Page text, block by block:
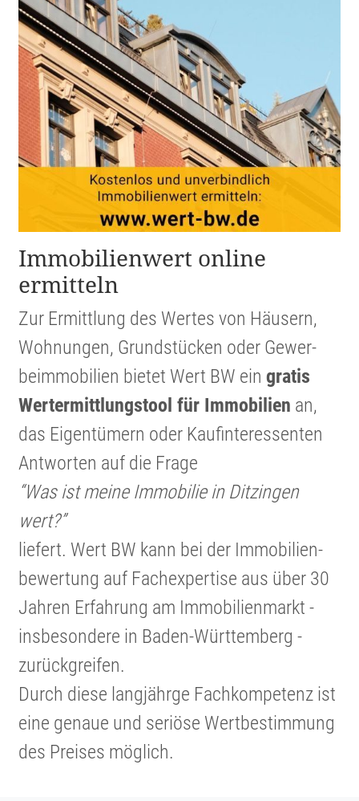
Immobi­li­en­wert online
ermitteln
Zur Ermitt­lung des Wertes von Häusern,
Wohnungen, Grund­stücken oder Gewer­
beim­mo­bi­lien bietet Wert BW ein gratis
Werter­mitt­lungs­tool für Immobi­lien an,
das Eigen­tü­mern oder Kaufin­ter­es­senten
Antworten auf die Frage
“Was ist meine Immobilie in Ditzingen
wert?”
liefert. Wert BW kann bei der Immobi­li­en­
be­wer­tung auf Fachex­per­tise aus über 30
Jahren Erfahrung am Immobi­li­en­markt -
insbe­son­dere in Baden-Württem­berg -
zurück­greifen.
Durch diese langjährge Fachkom­pe­tenz ist
eine genaue und seriöse Wertbe­stim­mung
des Preises möglich.